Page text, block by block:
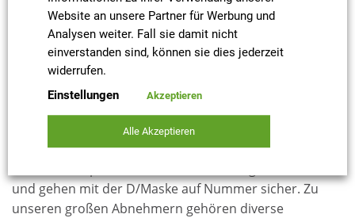
einer täglichen Prüfung unterzogen, bevor sie
verpackt und verschickt werden können.
Grund empfehlen wir den Kauf direkt beim Hersteller.
Der Kunde kann sicher sein, dass die Qualität der
Maske und der verwendeten Materialien vor der
erhalten Sie die D/Maske in verschiedenen
Paketgrößen. Die sehr guten Bewertungen unserer
und gehen mit der D/Maske auf Nummer sicher. Zu
unseren großen Abnehmern gehören diverse
Website an unsere Partner für Werbung und
Analysen weiter. Fall sie damit nicht
einverstanden sind, können sie dies jederzeit
widerrufen.
Einstellungen
Akzeptieren
Alle Akzeptieren